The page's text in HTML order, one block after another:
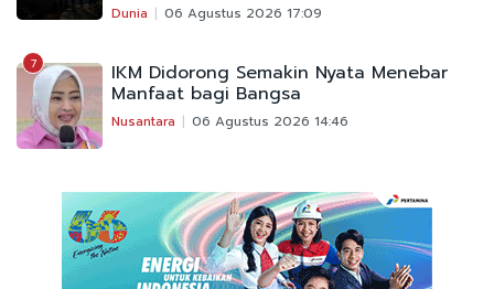
Dunia 06 Agustus 2026 17:09
7 IKM Didorong Semakin Nyata Menebar
Manfaat bagi Bangsa
Nusantara 06 Agustus 2026 14:46